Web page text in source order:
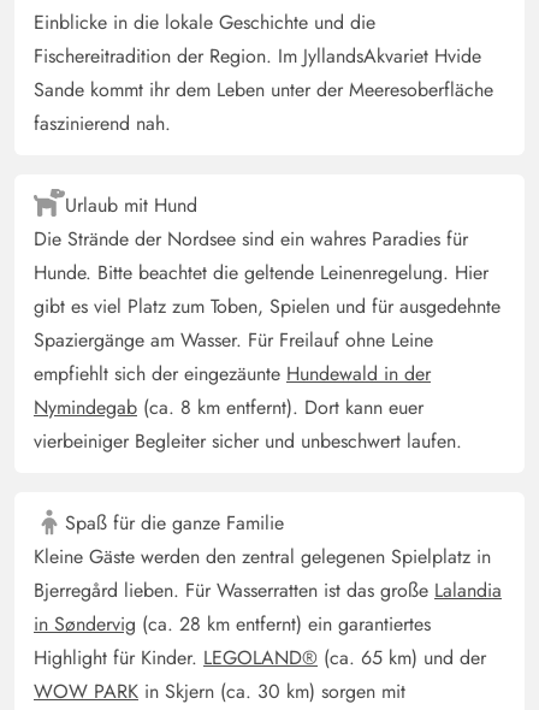
Blick auf die Dünen zu haben. Das Haus selber ist ein
bisschen rustikal und vielleicht auch ein bisschen in die
Jahre gekommen, trotzdem ist es wunderschön urig und
alles funktioniert und bis auf einen Toaster ist auch alles
an elektrogeräten vorhanden und sauber ist es auch.
Kerstin Rickert
Deutschland
4 von 5
4 von 5
4 out of 5
12/10/2024
Sehr schöne ruhige Lage. Für 2 Erwachsene und 2
Kinder geht es vom Platz her, für 4 Erwachsene doch
etwas beengt. Es ist mit allem ausgestattet was man für
einen Aufenthalt benötigt.
Deutschland
Das Haus liegt sehr versteckt und sehr ruhig auf einem
sehr gepflegten Grundstück. Obwohl das Haus in die
Jahre gekommen ist alles notwendige vorhanden. Die
Einrichtung der Küche ist zwar nicht mehr zeitgemäß
erfüllt jedoch alles.
Einblicke in die lokale Geschichte und die
Fischereitradition der Region. Im JyllandsAkvariet Hvide
Sande kommt ihr dem Leben unter der Meeresoberfläche
faszinierend nah.
Urlaub mit Hund
Die Strände der Nordsee sind ein wahres Paradies für
Hunde. Bitte beachtet die geltende Leinenregelung. Hier
gibt es viel Platz zum Toben, Spielen und für ausgedehnte
Spaziergänge am Wasser. Für Freilauf ohne Leine
empfiehlt sich der eingezäunte Hundewald in der
Nymindegab (ca. 8 km entfernt). Dort kann euer
vierbeiniger Begleiter sicher und unbeschwert laufen.
Spaß für die ganze Familie
Kleine Gäste werden den zentral gelegenen Spielplatz in
Bjerregård lieben. Für Wasserratten ist das große Lalandia
in Søndervig (ca. 28 km entfernt) ein garantiertes
Highlight für Kinder. LEGOLAND® (ca. 65 km) und der
WOW PARK in Skjern (ca. 30 km) sorgen mit